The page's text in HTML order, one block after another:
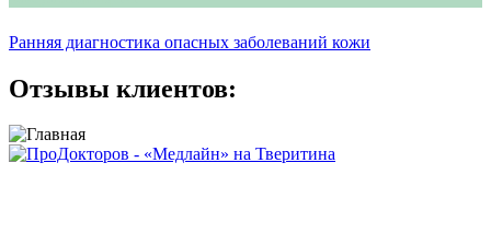
Ранняя диагностика опасных заболеваний кожи
Отзывы клиентов: